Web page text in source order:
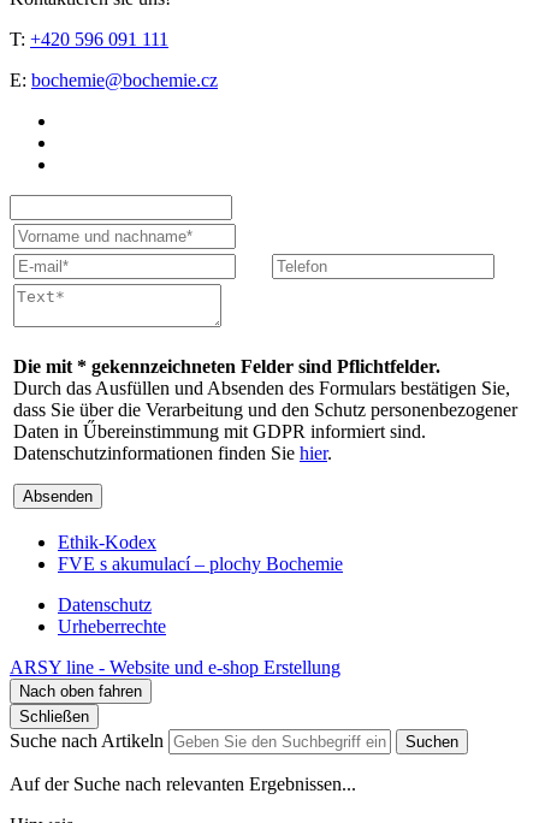
T: +420 596 091 111
E: bochemie@bochemie.cz
Die mit * gekennzeichneten Felder sind Pflichtfelder.
Durch das Ausfüllen und Absenden des Formulars bestätigen Sie,
dass Sie über die Verarbeitung und den Schutz personenbezogener
Daten in Űbereinstimmung mit GDPR informiert sind.
Datenschutzinformationen finden Sie hier.
Absenden
Ethik-Kodex
FVE s akumulací – plochy Bochemie
Datenschutz
Urheberrechte
ARSY line - Website und e-shop Erstellung
Nach oben fahren
Schließen
Suche nach Artikeln Suchen
Auf der Suche nach relevanten Ergebnissen...